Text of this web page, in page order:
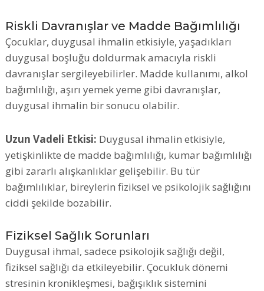
Riskli Davranışlar ve Madde Bağımlılığı
Çocuklar, duygusal ihmalin etkisiyle, yaşadıkları
duygusal boşluğu doldurmak amacıyla riskli
davranışlar sergileyebilirler. Madde kullanımı, alkol
bağımlılığı, aşırı yemek yeme gibi davranışlar,
duygusal ihmalin bir sonucu olabilir.
Uzun Vadeli Etkisi: Duygusal ihmalin etkisiyle,
yetişkinlikte de madde bağımlılığı, kumar bağımlılığı
gibi zararlı alışkanlıklar gelişebilir. Bu tür
bağımlılıklar, bireylerin fiziksel ve psikolojik sağlığını
ciddi şekilde bozabilir.
Fiziksel Sağlık Sorunları
Duygusal ihmal, sadece psikolojik sağlığı değil,
fiziksel sağlığı da etkileyebilir. Çocukluk dönemi
stresinin kronikleşmesi, bağışıklık sistemini